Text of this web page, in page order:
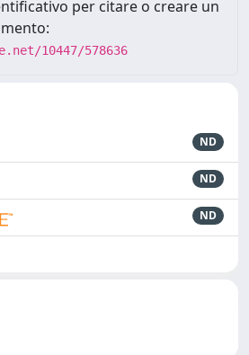
per citare o creare un
10447/578636
ND
ND
ND